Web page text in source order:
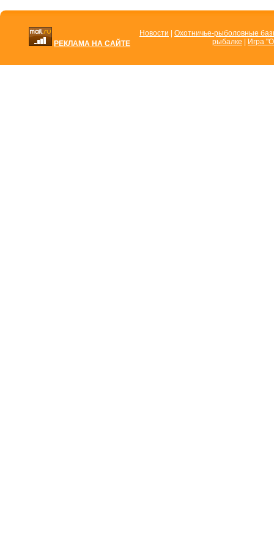
РЕКЛАМА НА САЙТЕ
Новости
Охотничье-рыболовные
рыбалке
Игра